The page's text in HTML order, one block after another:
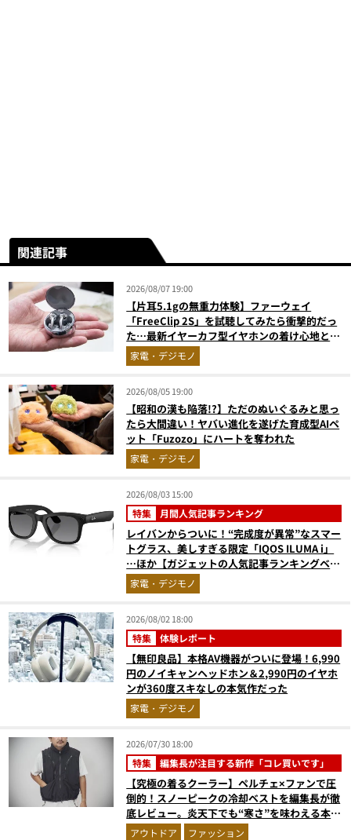
関連記事
2026/08/07 19:00
【片耳5.1gの無重力体験】ファーウェイ
「FreeClip 2S」を試聴してみたら衝撃的だっ
た…最新イヤーカフ型イヤホンの着け心地とAI
技術に感動
家電・デジモノ
2026/08/05 19:00
【昭和の漢も陥落!?】ただのぬいぐるみと思っ
たら大間違い！ヤバい進化を遂げた育成型AIペ
ット「Fuzozo」にハートを奪われた
家電・デジモノ
2026/08/03 15:00
特集 月間人気記事ランキング
レイバンからついに！“完成度が異常”なスマー
トグラス、美しすぎる限定「IQOS ILUMA i」
…ほか【ガジェットの人気記事ランキングベス
ト3】（2026年6月版）
家電・デジモノ
2026/08/02 18:00
特集 体験レポート
【無印良品】本格AV機器がついに登場！6,990
円のノイキャンヘッドホン＆2,990円のイヤホ
ンが360度スキなしの本気作だった
家電・デジモノ
2026/07/30 18:00
特集 編集長が注目する新作「コレ買いです」
【究極の着るクーラー】ペルチェ×ファンで圧
倒的！スノーピークの冷却ベストを編集長が徹
底レビュー。炎天下でも“寒さ”を味わえる本気
のギア『コレ買いです』Vol.172
アウトドア ファッション